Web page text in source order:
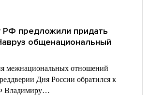
РФ предложили придать
общенациональный
межнациональных отношений
Дня России обратился к
Владимиру…